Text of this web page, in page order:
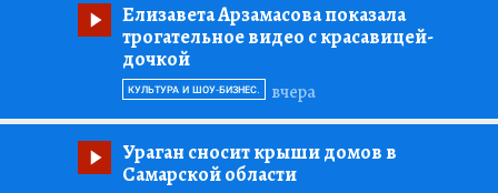
Елизавета Арзамасова показала
трогательное видео с красавицей-
дочкой
вчера
КУЛЬТУРА И ШОУ-БИЗНЕС.
Ураган сносит крыши домов в
Самарской области